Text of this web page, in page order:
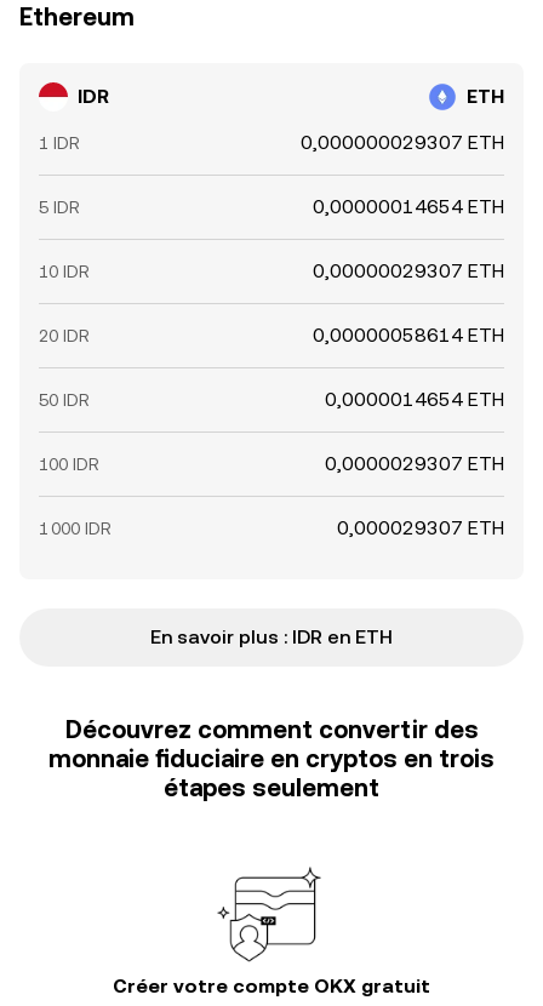
Ethereum
IDR ETH
1 IDR 0,000000029307 ETH
5 IDR 0,00000014654 ETH
10 IDR 0,00000029307 ETH
20 IDR 0,00000058614 ETH
50 IDR 0,0000014654 ETH
100 IDR 0,0000029307 ETH
1 000 IDR 0,000029307 ETH
En savoir plus : IDR en ETH
Découvrez comment convertir des
monnaie fiduciaire en cryptos en trois
étapes seulement
Créer votre compte OKX gratuit